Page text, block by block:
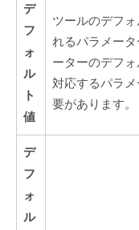
デ
フ
ォ
ル
ト
値
ツールのデフ
れるパラメー
ーターのデフ
対応するパラ
要があります。
デ
フ
ォ
ル